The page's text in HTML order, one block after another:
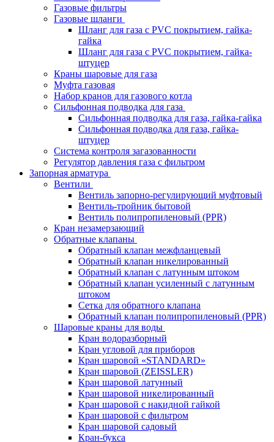
Газовые фильтры
Газовые шланги
Шланг для газа с PVC покрытием, гайка-
гайка
Шланг для газа с PVC покрытием, гайка-
штуцер
Краны шаровые для газа
Муфта газовая
Набор кранов для газового котла
Сильфонная подводка для газа
Сильфонная подводка для газа, гайка-гайка
Сильфонная подводка для газа, гайка-
штуцер
Система контроля загазованности
Регулятор давления газа с фильтром
Запорная арматура
Вентили
Вентиль запорно-регулирующий муфтовый
Вентиль-тройник бытовой
Вентиль полипропиленовый (PPR)
Кран незамерзающий
Обратные клапаны
Обратный клапан межфланцевый
Обратный клапан никелированный
Обратный клапан с латунным штоком
Обратный клапан усиленный с латунным
штоком
Сетка для обратного клапана
Обратный клапан полипропиленовый (PPR)
Шаровые краны для воды
Кран водоразборный
Кран угловой для приборов
Кран шаровой «STANDARD»
Кран шаровой (ZEISSLER)
Кран шаровой латунный
Кран шаровой никелированный
Кран шаровой с накидной гайкой
Кран шаровой с фильтром
Кран шаровой садовый
Кран-букса